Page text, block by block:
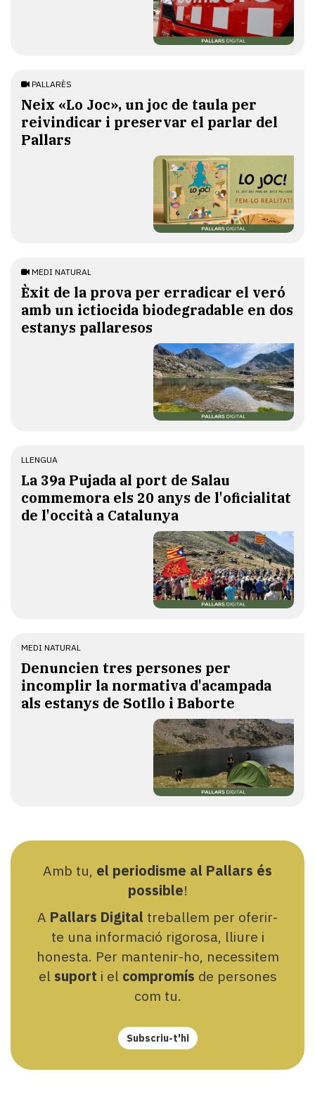
PALLARÈS
​Neix «Lo Joc», un joc de taula per
reivindicar i preservar el parlar del
Pallars
MEDI NATURAL
Èxit de la prova per erradicar el veró
amb un ictiocida biodegradable en dos
estanys pallaresos
LLENGUA
​La 39a Pujada al port de Salau
commemora els 20 anys de l'oficialitat
de l'occità a Catalunya
MEDI NATURAL
Denuncien tres persones per
incomplir la normativa d'acampada
als estanys de Sotllo i Baborte
Amb tu, el periodisme al Pallars és
possible!
A Pallars Digital treballem per oferir-
te una informació rigorosa, lliure i
honesta. Per mantenir-ho, necessitem
el suport i el compromís de persones
com tu.
Subscriu-t'hi